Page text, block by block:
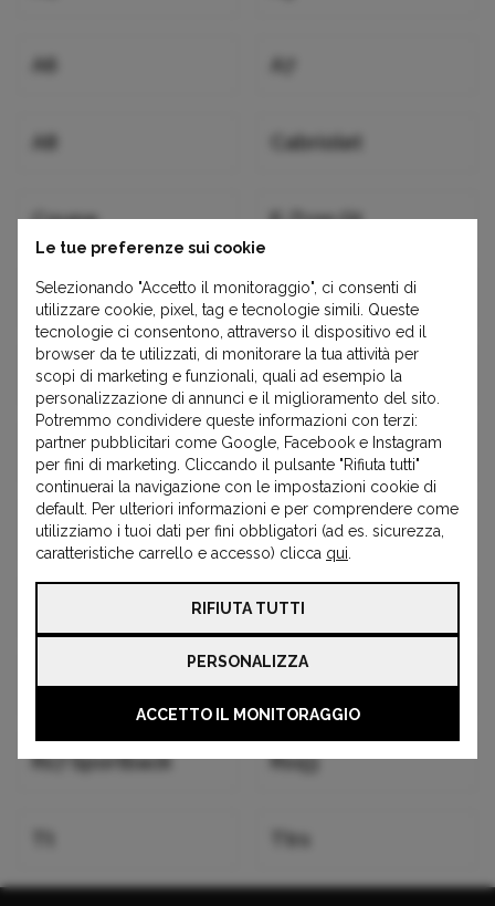
A6
Cabriolet
Coupe E-Tron Gt
Q2 Q3
Q4 Q5
Q7 Q8
R8 Coupe R8 Spyder
Rs4
Rs5 Rs6
Rs7 Sportback Rsq3
Le tue preferenze sui cookie
Selezionando "Accetto il monitoraggio", ci consenti di
utilizzare cookie, pixel, tag e tecnologie simili. Queste
tecnologie ci consentono, attraverso il dispositivo ed il
browser da te utilizzati, di monitorare la tua attività per
scopi di marketing e funzionali, quali ad esempio la
personalizzazione di annunci e il miglioramento del sito.
Potremmo condividere queste informazioni con terzi:
partner pubblicitari come Google, Facebook e Instagram
per fini di marketing. Cliccando il pulsante "Rifiuta tutti"
continuerai la navigazione con le impostazioni cookie di
default. Per ulteriori informazioni e per comprendere come
utilizziamo i tuoi dati per fini obbligatori (ad es. sicurezza,
caratteristiche carrello e accesso) clicca qui
RIFIUTA TUTTI
PERSONALIZZA
ACCETTO IL MONITORAGGIO